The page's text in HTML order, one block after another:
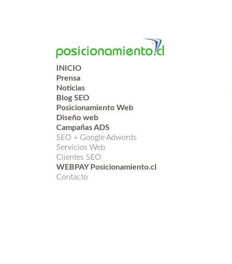
INICIO
Prensa
Noticias
Blog SEO
Posicionamiento Web
Diseño web
Campañas ADS
SEO + Google Adwords
Servicios Web
Clientes SEO
WEBPAY Posicionamiento.cl
Contacto